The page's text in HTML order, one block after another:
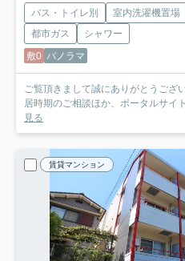
バス・トイレ別 室内洗濯機置場
都市ガス
シャワー
敷0 パノラマ
ご覧頂きまして誠にありがとうござ
居時期のご相談ほか、ポータルサイ
見る
賃貸マンション